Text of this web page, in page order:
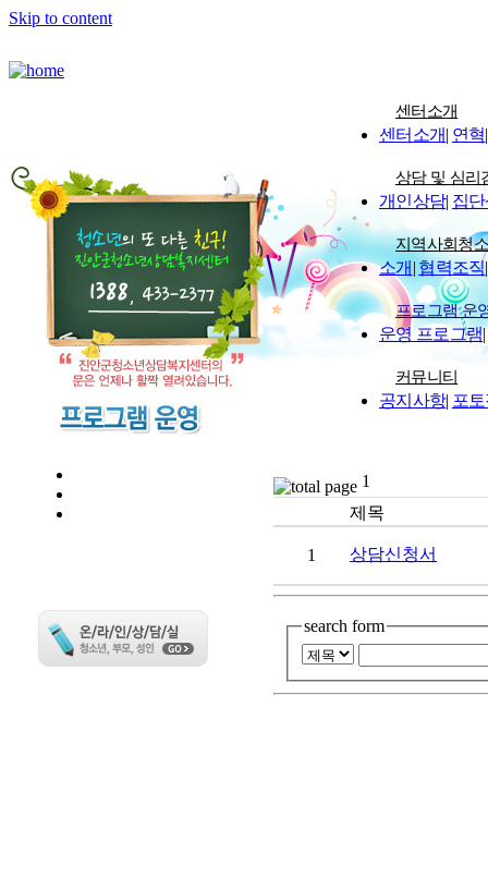
Skip to content
센터소개
센터소개| 연혁|
상담 및 심리
개인상담| 집
지역사회청
소개 | 협력조직|
프로그램 운
운영 프로그램|
커뮤니티
공지사항| 포
1
제목
1 상담신청서
search form